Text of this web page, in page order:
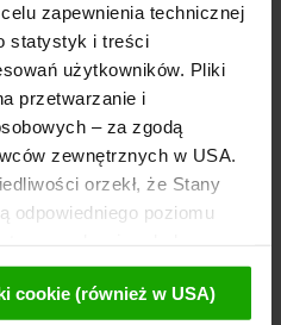
zapewnienia technicznej
statystyk i treści
użytkowników. Pliki
przetwarzanie i
– za zgodą
zewnętrznych w USA.
orzekł, że Stany
odpowiedniego poziomu
dostęp do danych
monitorowania. Podstawę
cookie (również w USA)
tereny do kolarstwa.
informacji